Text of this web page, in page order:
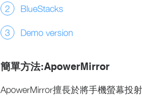
BlueStacks
Demo version
簡單方法:ApowerMirror
ApowerMirror擅長於將手機螢幕投